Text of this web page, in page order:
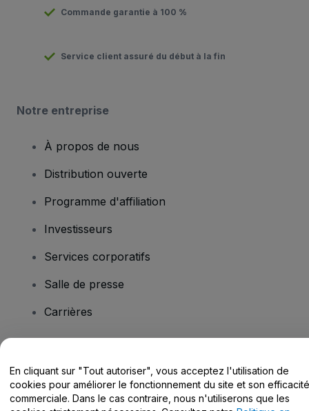
Commande garantie à 100 %
Service client assuré du début à la fin
Notre entreprise
À propos de nous
Distribution ouverte
Programme d'affiliation
Investisseurs
Services corporatifs
Salle de presse
Carrières
Centre d'assistance / Nous contacter
En cliquant sur "Tout autoriser", vous acceptez l'utilisation de
cookies pour améliorer le fonctionnement du site et son efficacité
commerciale. Dans le cas contraire, nous n'utiliserons que les